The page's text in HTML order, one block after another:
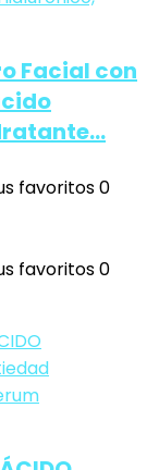
Facial con
favoritos0
favoritos0